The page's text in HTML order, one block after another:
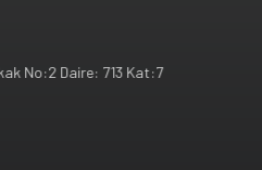
No:2 Daire: 713 Kat:7